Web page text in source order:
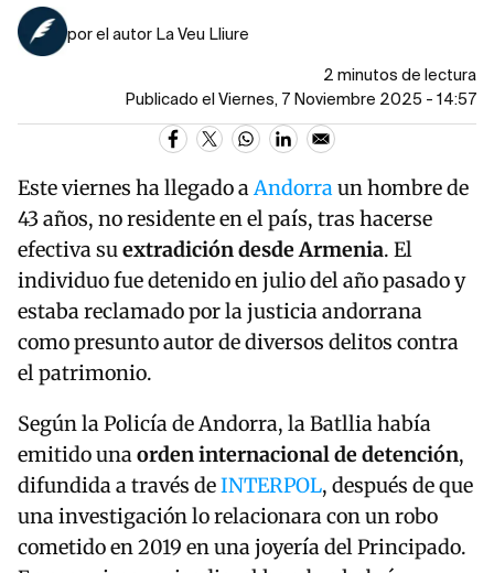
por el autor La Veu Lliure
2 minutos de lectura
Publicado el Viernes, 7 Noviembre 2025 - 14:57
Este viernes ha llegado aAndorraun hombre de
43 años, no residente en el país, tras hacerse
efectiva suextradición desde Armenia. El
individuo fue detenido en julio del año pasado y
estaba reclamado por la justicia andorrana
como presunto autor de diversos delitos contra
el patrimonio.
Según la Policía de Andorra, la Batllia había
emitido unaorden internacional de detención,
difundida a través deINTERPOL, después de que
una investigación lo relacionara con un robo
cometido en 2019 en una joyería del Principado.